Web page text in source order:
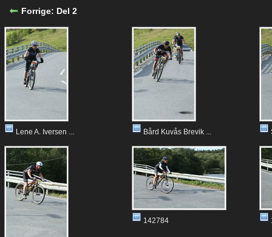
Forrige: Del 2
Lene A. Iversen ... Bård Kuvås Brevik ...
142784